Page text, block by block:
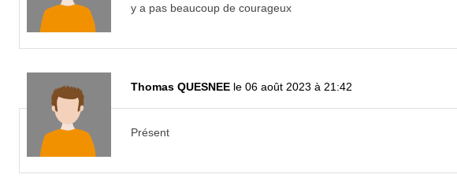
y a pas beaucoup de courageux
Thomas QUESNEE le 06 août 2023 à 21:42
Présent